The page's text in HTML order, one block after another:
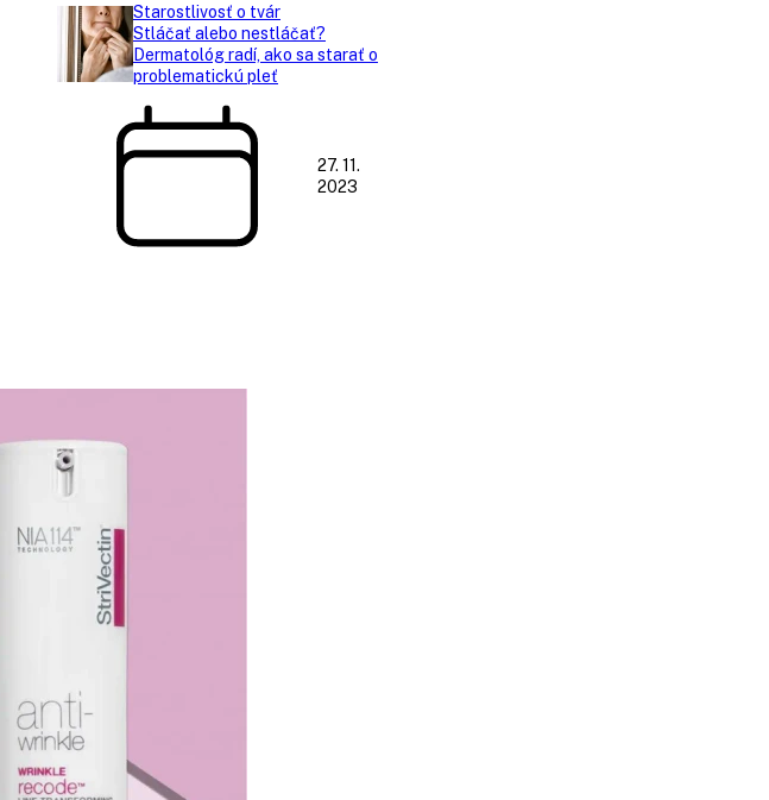
Starostlivosť o tvár
Stláčať alebo nestláčať?
Dermatológ radí, ako sa starať o
problematickú pleť
27. 11.
2023